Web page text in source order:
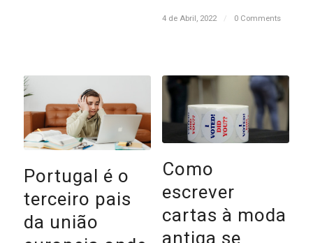
4 de Abril, 2022 / 0 Comments
Portugal é o
terceiro pais
da união
Como
escrever
cartas à moda
antiga se